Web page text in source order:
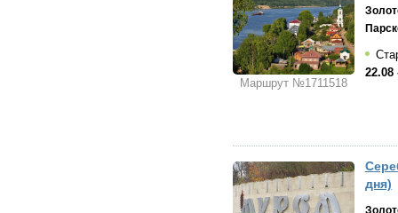
Маршрут №1711518
22.08
дня)